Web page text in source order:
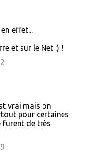
effet...
et sur le Net :) !
vrai mais on
pour certaines
furent de très